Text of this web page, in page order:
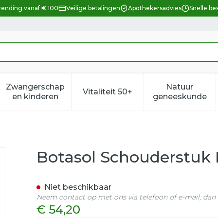
vanaf € 100 Veilige betalingen Apothekersadvies Snelle
verzorging en hygiëne categorie
voor Dieet, voeding en vitamines categorie
Zwangerschap
en kinderenToon submenu voor Zwangerschap en
Vitaliteit 50+Toon submenu voor
Natuur
geneeskunde
Toon
T5
Botasol Schouderstuk
€ 54,20
Niet beschikbaar
Neem contact op met ons via telefoon of e-mail,